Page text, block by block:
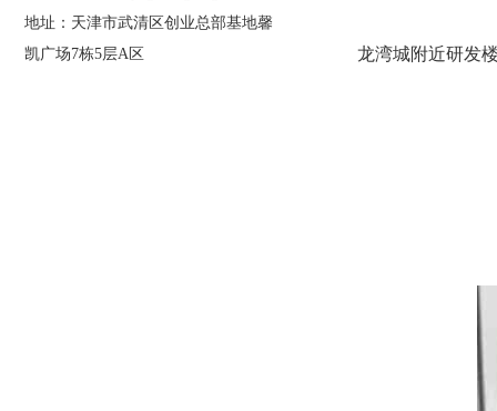
地址：天津市武清区创业总部基地馨
凯广场7栋5层A区
龙湾城附近研发